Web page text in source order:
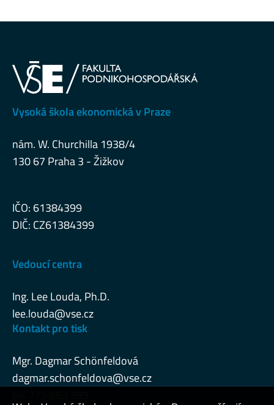
Vysoká škola ekonomická v Praze
nám. W. Churchilla 1938/4
130 67 Praha 3 - Žižkov
IČO: 61384399
DIČ: CZ61384399
Vedoucí centra
Ing. Lee Louda, Ph.D.
lee.louda@vse.cz
Kontakt pro tisk
Mgr. Dagmar Schönfeldová
dagmar.schonfeldova@vse.cz